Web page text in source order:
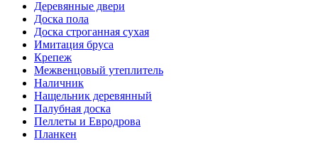
Деревянные двери
Доска пола
Доска строганная сухая
Имитация бруса
Крепеж
Межвенцовый утеплитель
Наличник
Нащельник деревянный
Палубная доска
Пеллеты и Евродрова
Планкен